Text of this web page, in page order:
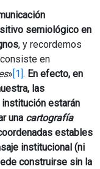
semiológico en
, y recordemos
en
» [1] . En efecto, en
las
estarán
una cartografía
estables
institucional (ni
construirse sin la